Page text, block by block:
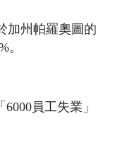
加州帕羅奧圖的
。